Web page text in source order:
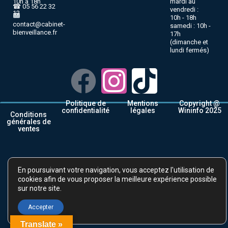
☎ 05 56 22 32
12
contact@cabinet-
bienveillance.fr
vendredi :
10h - 18h
samedi : 10h -
17h
(dimanche et
lundi fermés)
Conditions
générales de
ventes
Politique de
confidentialité
Mentions
légales
Copyright @
Wininfo 2025
Translate »
En poursuivant votre navigation, vous acceptez l'utilisation de
cookies afin de vous proposer la meilleure expérience possible
sur notre site.
Accepter